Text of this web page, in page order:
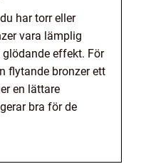
har torr eller
vara lämplig
effekt. För
flytande bronzer ett
en lättare
bra för de